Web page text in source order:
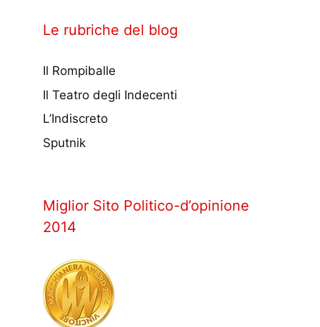
Le rubriche del blog
Il Rompiballe
Il Teatro degli Indecenti
L’Indiscreto
Sputnik
Miglior Sito Politico-d’opinione
2014